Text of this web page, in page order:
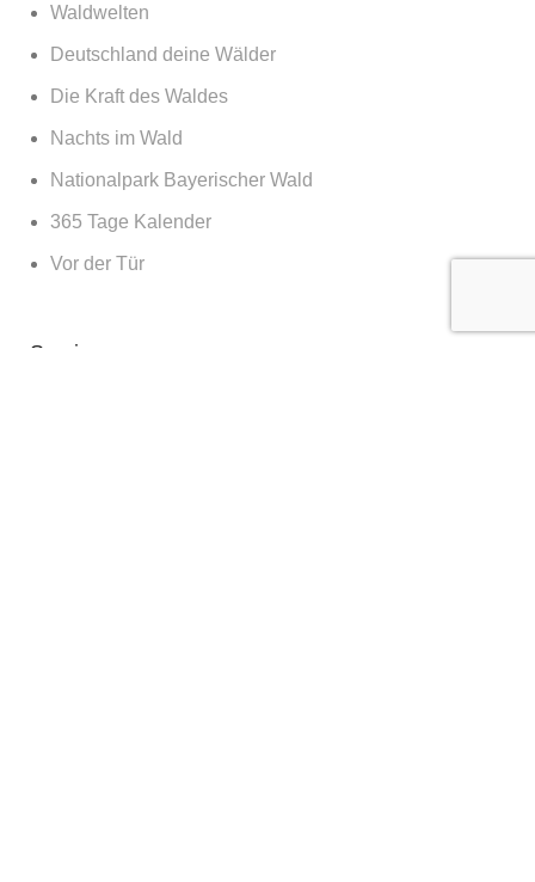
Waldwelten
Deutschland deine Wälder
Die Kraft des Waldes
Nachts im Wald
Nationalpark Bayerischer Wald
365 Tage Kalender
Vor der Tür
Services